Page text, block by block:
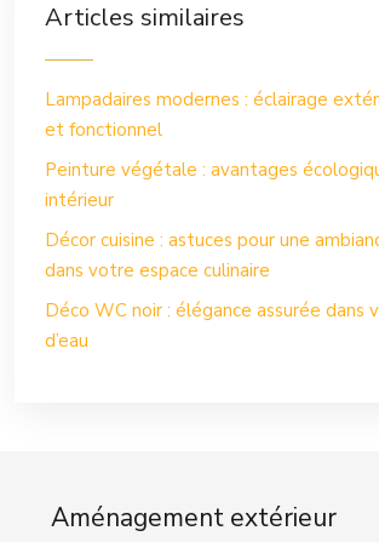
Articles similaires
Lampadaires modernes : éclairage
et fonctionnel
Peinture végétale : avantages
intérieur
Décor cuisine : astuces pour une
dans votre espace culinaire
Déco WC noir : élégance assurée dans
d’eau
Aménagement extérieur